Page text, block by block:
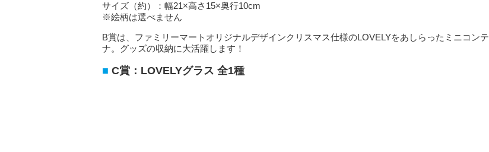
サイズ（約）：幅21×高さ15×奥行10cm
※絵柄は選べません
B賞は、ファミリーマートオリジナルデザインクリスマス仕様のLOVELYをあしらったミニコンテ
ナ。グッズの収納に大活躍します！
C賞：LOVELYグラス 全1種